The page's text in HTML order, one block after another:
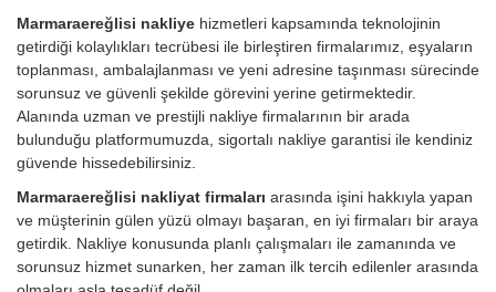
Marmaraereğlisi nakliye hizmetleri kapsamında teknolojinin
getirdiği kolaylıkları tecrübesi ile birleştiren firmalarımız, eşyaların
toplanması, ambalajlanması ve yeni adresine taşınması sürecinde
sorunsuz ve güvenli şekilde görevini yerine getirmektedir.
Alanında uzman ve prestijli nakliye firmalarının bir arada
bulunduğu platformumuzda, sigortalı nakliye garantisi ile kendiniz
güvende hissedebilirsiniz.
Marmaraereğlisi nakliyat firmaları arasında işini hakkıyla yapan
ve müşterinin gülen yüzü olmayı başaran, en iyi firmaları bir araya
getirdik. Nakliye konusunda planlı çalışmaları ile zamanında ve
sorunsuz hizmet sunarken, her zaman ilk tercih edilenler arasında